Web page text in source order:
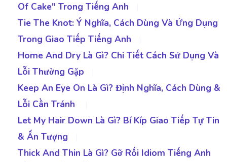
Of Cake" Trong Tiếng Anh
Tie The Knot: Ý Nghĩa, Cách Dùng Và Ứng Dụng
Trong Giao Tiếp Tiếng Anh
Home And Dry Là Gì? Chi Tiết Cách Sử Dụng Và
Lỗi Thường Gặp
Keep An Eye On Là Gì? Định Nghĩa, Cách Dùng &
Lỗi Cần Tránh
Let My Hair Down Là Gì? Bí Kíp Giao Tiếp Tự Tin
& Ấn Tượng
Thick And Thin Là Gì? Gỡ Rối Idiom Tiếng Anh